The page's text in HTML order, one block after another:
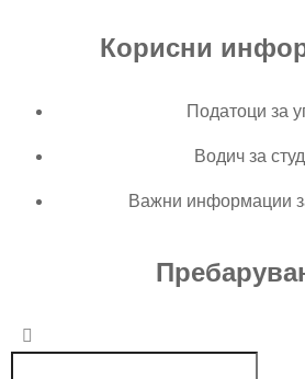
Корисни
Податоци за
Водич за
Важни информации